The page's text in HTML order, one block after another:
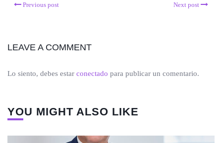
Previous post Next post
LEAVE A COMMENT
Lo siento, debes estar conectado para publicar un comentario.
YOU MIGHT ALSO LIKE